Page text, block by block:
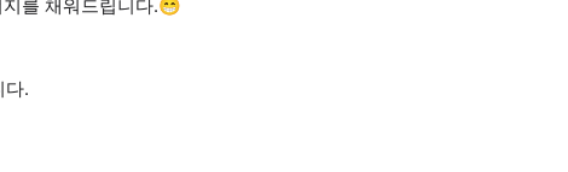
를 채워드립니다.😁
다.